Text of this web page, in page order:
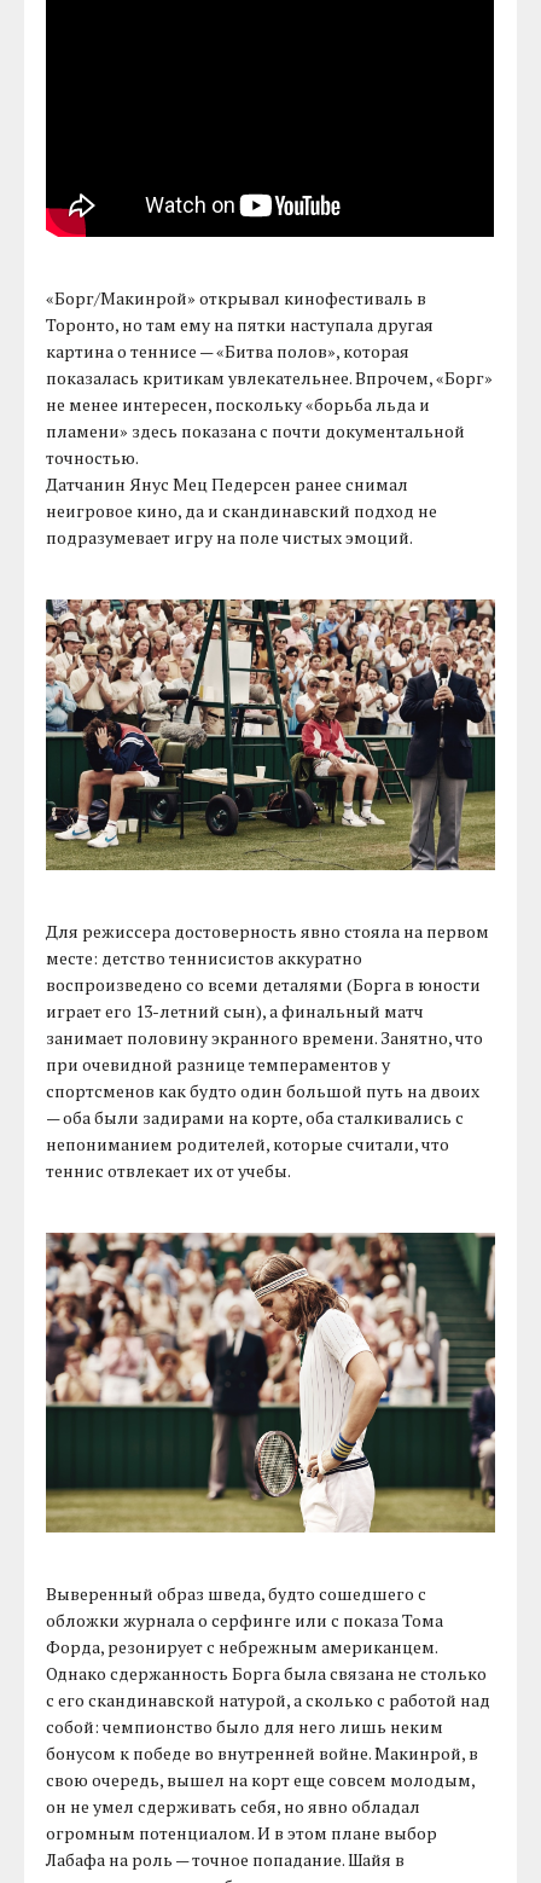
«Борг/Макинрой» открывал кинофестиваль в
Торонто, но там ему на пятки наступала другая
картина о теннисе — «Битва полов», которая
показалась критикам увлекательнее. Впрочем, «Борг»
не менее интересен, поскольку «борьба льда и
пламени» здесь показана с почти документальной
точностью.
Датчанин Янус Мец Педерсен ранее снимал
неигровое кино, да и скандинавский подход не
подразумевает игру на поле чистых эмоций.
Для режиссера достоверность явно стояла на первом
месте: детство теннисистов аккуратно
воспроизведено со всеми деталями (Борга в юности
играет его 13-летний сын), а финальный матч
занимает половину экранного времени. Занятно, что
при очевидной разнице темпераментов у
спортсменов как будто один большой путь на двоих
— оба были задирами на корте, оба сталкивались с
непониманием родителей, которые считали, что
теннис отвлекает их от учебы.
Выверенный образ шведа, будто сошедшего с
обложки журнала о серфинге или с показа Тома
Форда, резонирует с небрежным американцем.
Однако сдержанность Борга была связана не столько
с его скандинавской натурой, а сколько с работой над
собой: чемпионство было для него лишь неким
бонусом к победе во внутренней войне. Макинрой, в
свою очередь, вышел на корт еще совсем молодым,
он не умел сдерживать себя, но явно обладал
огромным потенциалом. И в этом плане выбор
Лабафа на роль — точное попадание. Шайя в